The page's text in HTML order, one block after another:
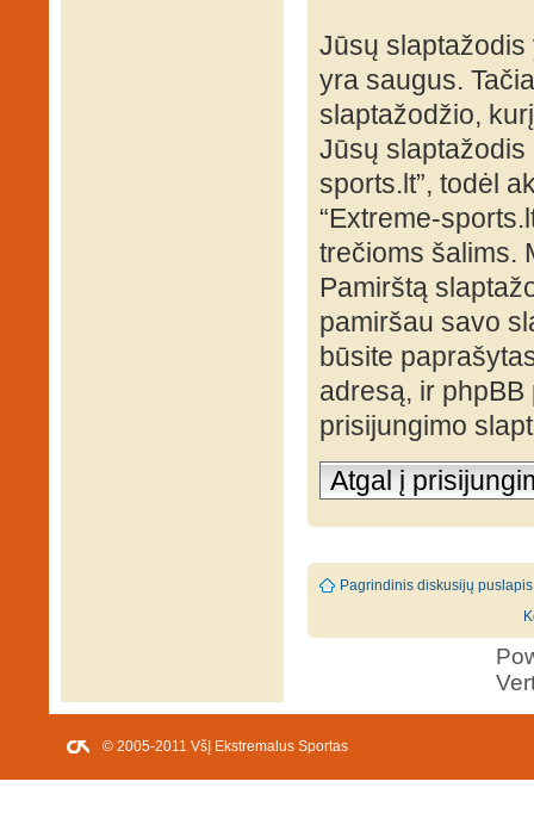
Jūsų
yra saugus.
slaptažodžio,
Jūsų slaptažodis
sports.lt”, todėl
“Extreme-
trečioms šalims.
Pamirštą
pamiršau savo
būsite
adresą, ir
prisijungimo
Atgal į
Pagrindinis diskusijų puslapis
© 2005-2011 VšĮ Ekstremalus Sportas